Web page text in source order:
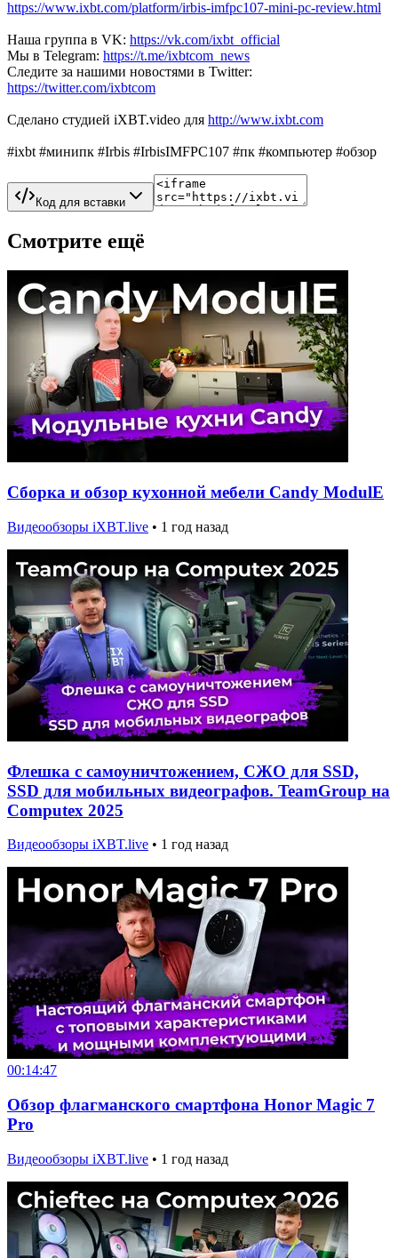
https://www.ixbt.com/platform/irbis-imfpc107-mini-pc-review.html
Наша группа в VK: https://vk.com/ixbt_official
Мы в Telegram: https://t.me/ixbtcom_news
Следите за нашими новостями в Twitter:
https://twitter.com/ixbtcom
Сделано студией iXBT.video для http://www.ixbt.com
#ixbt #минипк #Irbis #IrbisIMFPC107 #пк #компьютер #обзор
Код для вставки
Смотрите ещё
Сборка и обзор кухонной мебели Candy ModulE
Видеообзоры iXBT.live • 1 год назад
Флешка с самоуничтожением, СЖО для SSD,
SSD для мобильных видеографов. TeamGroup на
Computex 2025
Видеообзоры iXBT.live • 1 год назад
00:14:47
Обзор флагманского смартфона Honor Magic 7
Pro
Видеообзоры iXBT.live • 1 год назад